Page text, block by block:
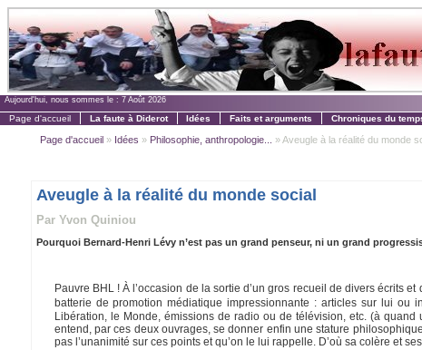
Aujourd'hui, nous sommes le : 7 Août 2026
Page d'accueil La faute à Diderot Idées Faits et arguments Chroniques du
Page d'accueil» Idées » Philosophie, anthropologie... » Aveugle à la réalité du monde
Aveugle à la réalité du monde social
Par Yvon Quiniou
Pourquoi Bernard-Henri Lévy n’est pas un grand penseur, ni un grand
Pauvre BHL ! À l’occasion de la sortie d’un gros recueil de divers écrits
batterie de promotion médiatique impressionnante : articles sur lui
Libération, le Monde, émissions de radio ou de télévision, etc. (à quand
entend, par ces deux ouvrages, se donner enfin une stature
pas l’unanimité sur ces points et qu’on le lui rappelle. D’où sa colère et